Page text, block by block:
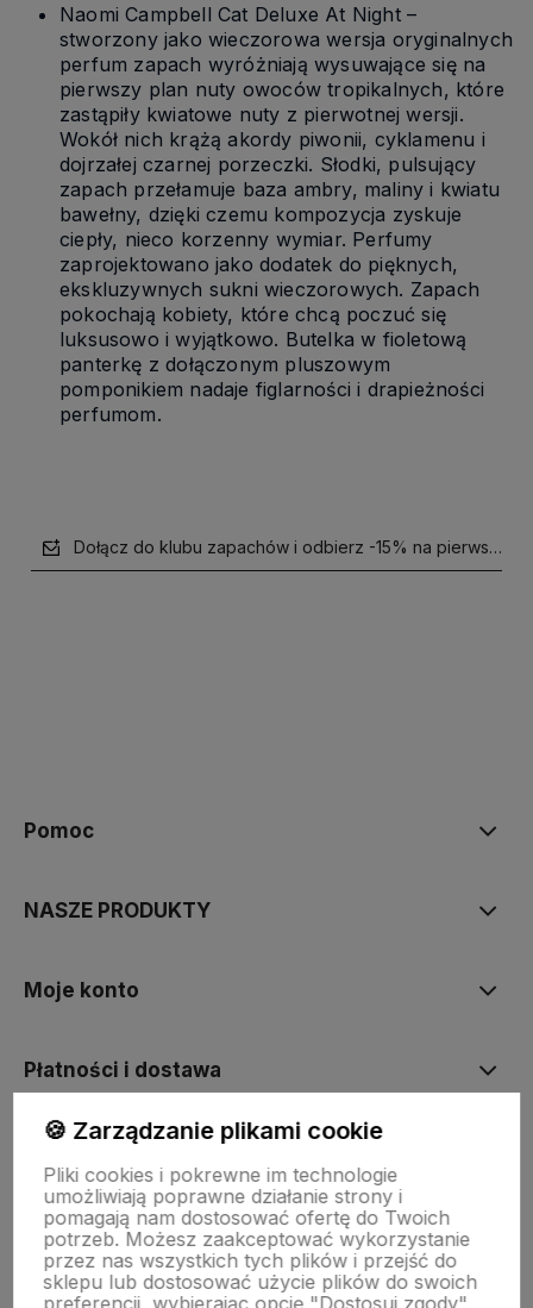
Naomi Campbell Cat Deluxe At Night –
stworzony jako wieczorowa wersja oryginalnych
perfum zapach wyróżniają wysuwające się na
pierwszy plan nuty owoców tropikalnych, które
zastąpiły kwiatowe nuty z pierwotnej wersji.
Wokół nich krążą akordy piwonii, cyklamenu i
dojrzałej czarnej porzeczki. Słodki, pulsujący
zapach przełamuje baza ambry, maliny i kwiatu
bawełny, dzięki czemu kompozycja zyskuje
ciepły, nieco korzenny wymiar. Perfumy
zaprojektowano jako dodatek do pięknych,
ekskluzywnych sukni wieczorowych. Zapach
pokochają kobiety, które chcą poczuć się
luksusowo i wyjątkowo. Butelka w fioletową
panterkę z dołączonym pluszowym
pomponikiem nadaje figlarności i drapieżności
perfumom.
Dołącz do klubu zapachów i odbierz -15% na pierwsze
Pomoc
NASZE PRODUKTY
Moje konto
Płatności i dostawa
Informacje
O nas
🍪 Zarządzanie plikami cookie
Pliki cookies i pokrewne im technologie
umożliwiają poprawne działanie strony i
pomagają nam dostosować ofertę do Twoich
potrzeb. Możesz zaakceptować wykorzystanie
przez nas wszystkich tych plików i przejść do
sklepu lub dostosować użycie plików do swoich
preferencji, wybierając opcję "Dostosuj zgody".